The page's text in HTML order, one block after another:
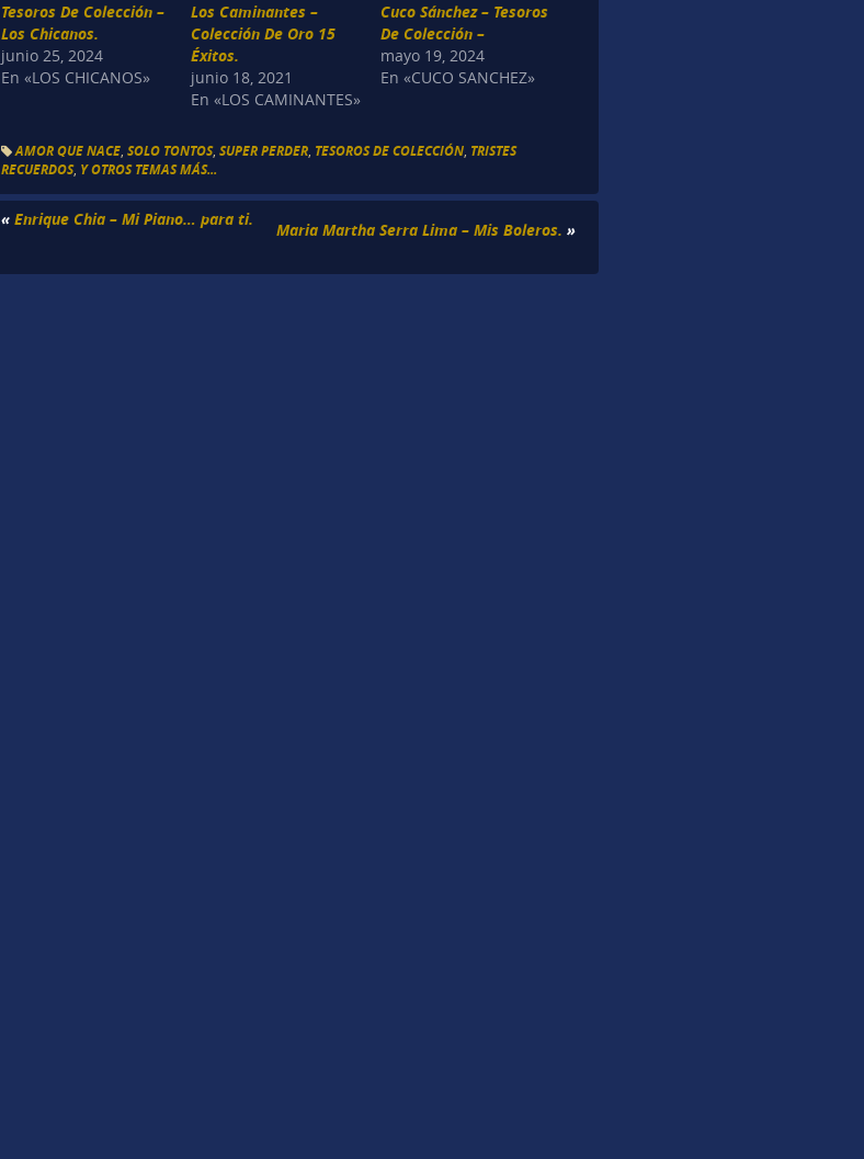
Tesoros De Colección –
Los Chicanos.
junio 25, 2024
En «LOS CHICANOS»
Los Caminantes –
Colección De Oro 15
Éxitos.
junio 18, 2021
En «LOS CAMINANTES»
Cuco Sánchez – Tesoros
De Colección –
mayo 19, 2024
En «CUCO SANCHEZ»
AMOR QUE NACE ,SOLO TONTOS,SUPER PERDER TESOROS DE COLECCIÓN TRISTES
RECUERDOS, Y OTROS TEMAS MÁS...
«Enrique Chia – Mi Piano… para ti.
Maria Martha Serra Lima – Mis Boleros. »